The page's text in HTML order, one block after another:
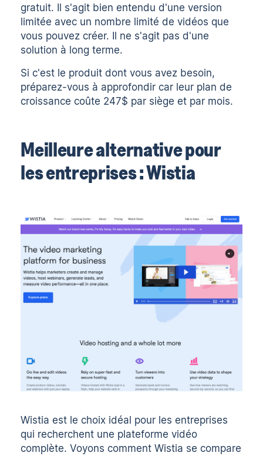
gratuit. Il s'agit bien entendu d'une version
limitée avec un nombre limité de vidéos que
vous pouvez créer. Il ne s'agit pas d'une
solution à long terme.
Si c'est le produit dont vous avez besoin,
préparez-vous à approfondir car leur plan de
croissance coûte 247$ par siège et par mois.
Meilleure alternative pour
les entreprises : Wistia
Wistia est le choix idéal pour les entreprises
qui recherchent une plateforme vidéo
complète. Voyons comment Wistia se compare